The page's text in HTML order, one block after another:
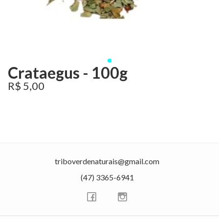
Crataegus - 100g
R$ 5,00
triboverdenaturais@gmail.com
(47) 3365-6941